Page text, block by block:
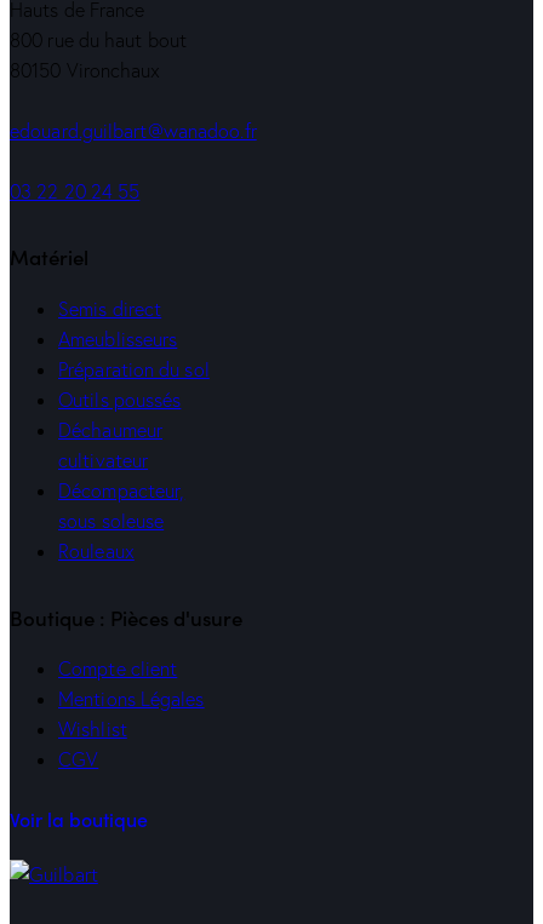
Hauts de France
800 rue du haut bout
80150 Vironchaux
edouard.guilbart@wanadoo.fr
03 22 20 24 55
Matériel
Semis direct
Ameublisseurs
Préparation du sol
Outils poussés
Déchaumeur
cultivateur
Décompacteur,
sous soleuse
Rouleaux
Boutique : Pièces d'usure
Compte client
Mentions Légales
Wishlist
CGV
Voir la boutique